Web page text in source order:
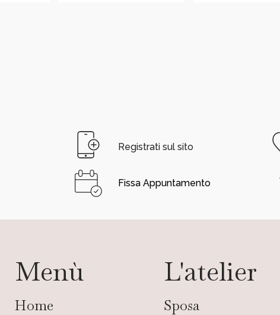
Registrati sul sito
Fissa Appuntamento
Menù
Home
L'atelier
Sposa